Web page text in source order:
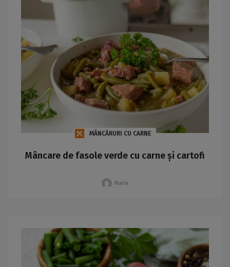
MÂNCĂRURI CU CARNE
Mâncare de fasole verde cu carne și cartofi
Maria